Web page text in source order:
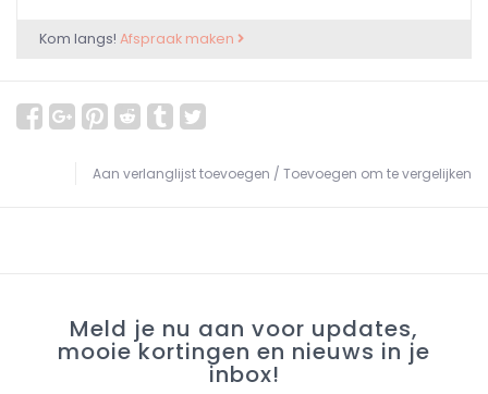
Kom langs! Afspraak maken
Aan verlanglijst toevoegen / Toevoegen om te vergelijken
Meld je nu aan voor updates,
mooie kortingen en nieuws in je
inbox!